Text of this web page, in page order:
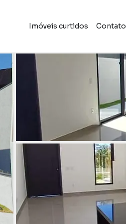
Imóveis curtidos Contato